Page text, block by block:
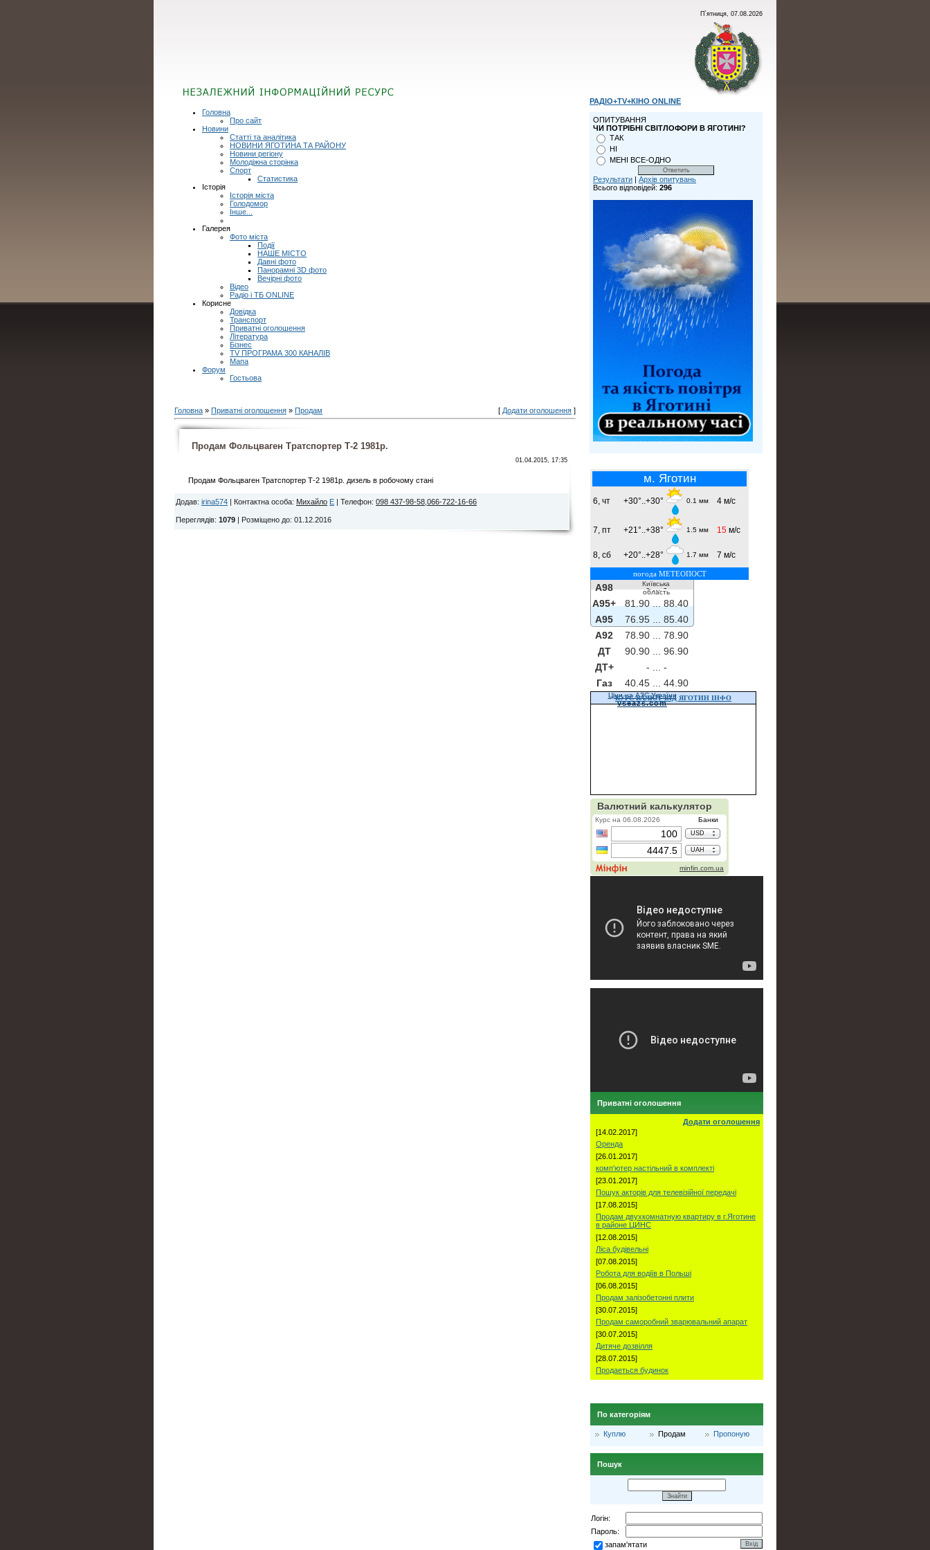
П`ятниця, 07.08.2026
Головна
Про сайт
Новини
Статті та аналітика
НОВИНИ ЯГОТИНА ТА РАЙОНУ
Новини регіону
Молодіжна сторінка
Спорт
Статистика
Історія
Історія міста
Голодомор
Інше...
Галерея
Фото міста
Події
НАШЕ МІСТО
Давні фото
Панорамні 3D фото
Вечірні фото
Відео
Радіо і ТБ ONLINE
Корисне
Довідка
Транспорт
Приватні оголошення
Література
Бізнес
TV ПРОГРАМА 300 КАНАЛІВ
Мапа
Форум
Гостьова
Головна » Приватні оголошення » Продам [ Додати оголошення ]
Продам Фольцваген Тратспортер Т-2 1981р.
01.04.2015, 17:35
Продам Фольцваген Тратспортер Т-2 1981р. дизель в робочому стані
Додав: irina574 Контактна особа: Михайло E Телефон: 098 437-98-58,066-722-16-66
Переглядів: 1079 Розміщено до: 01.12.2016
РАДІО+TV+КІНО ONLINE
ОПИТУВАННЯ
ЧИ ПОТРІБНІ СВІТЛОФОРИ В ЯГОТИНІ?
ТАК
НІ
МЕНІ ВСЕ-ОДНО
Результати | Архів опитувань
Всього відповідей: 296
м. Яготин
6, чт +30°..+30° 0.1 мм 4 м/с
7, пт +21°..+38° 1.5 мм 15 м/с
8, сб +20°..+28° 1.7 мм 7 м/с
погода МЕТЕОПОСТ
Київська
область
A98 - ...-
A95+
81.90 ...
88.40
A95
76.95 ...
85.40
A92
78.90 ...
78.90
ДТ
90.90 ...
96.90
ДТ+
- ...
-
Газ
40.45 ... 44.90
Ціни на АЗС України
vseazs.com
КУРС ВАЛЮТ ВІД ЯГОТИН ІНФО
Приватні оголошення
Додати оголошення
[14.02.2017]
Оренда
[26.01.2017]
комп'ютер настільний в комплекті
[23.01.2017]
Пошук акторів для телевізійної передачі
[17.08.2015]
Продам двухкомнатную квартиру в г.Яготине
в районе ЦИНС
[12.08.2015]
Ліса будівельні
[07.08.2015]
Робота для водіїв в Польші
[06.08.2015]
Продам залізобетонні плити
[30.07.2015]
Продам саморобний зварювальний апарат
[30.07.2015]
Дитяче дозвілля
[28.07.2015]
Продаеться будинок
По категоріям
Куплю Продам Пропоную
Пошук
Логін:
Пароль:
запам'ятати